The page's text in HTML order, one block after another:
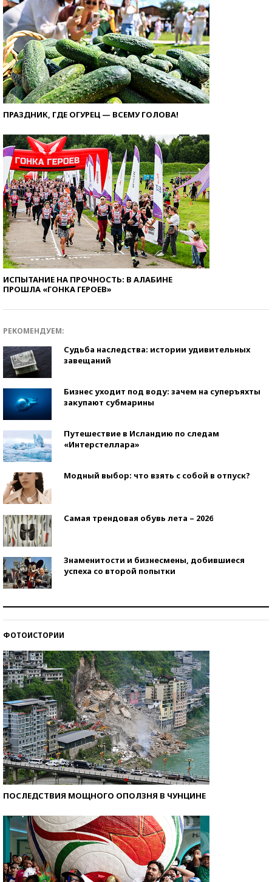
ПРАЗДНИК, ГДЕ ОГУРЕЦ — ВСЕМУ ГОЛОВА!
ИСПЫТАНИЕ НА ПРОЧНОСТЬ: В АЛАБИНЕ
ПРОШЛА «ГОНКА ГЕРОЕВ»
РЕКОМЕНДУЕМ:
Судьба наследства: истории удивительных
завещаний
Бизнес уходит под воду: зачем на суперъяхты
закупают субмарины
Путешествие в Исландию по следам
«Интерстеллара»
Модный выбор: что взять с собой в отпуск?
Самая трендовая обувь лета – 2026
Знаменитости и бизнесмены, добившиеся
успеха со второй попытки
ФОТОИСТОРИИ
ПОСЛЕДСТВИЯ МОЩНОГО ОПОЛЗНЯ В ЧУНЦИНЕ